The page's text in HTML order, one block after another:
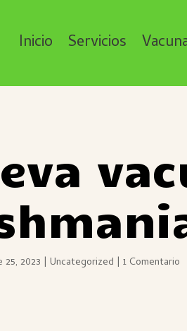
Inicio Servicios
25, 2023 |Uncategorized |1 Comentario